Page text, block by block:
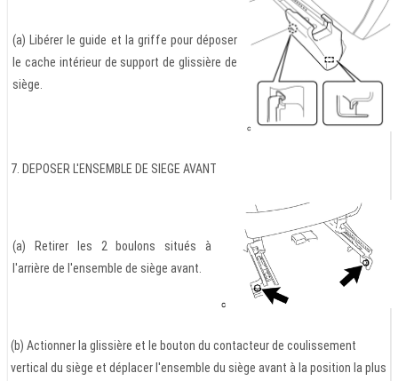
(a) Libérer le guide et la griffe pour déposer
le cache intérieur de support de glissière de
siège.
7. DEPOSER L'ENSEMBLE DE SIEGE AVANT
(a) Retirer les 2 boulons situés à
l'arrière de l'ensemble de siège avant.
(b) Actionner la glissière et le bouton du contacteur de coulissement
vertical du siège et déplacer l'ensemble du siège avant à la position la plus